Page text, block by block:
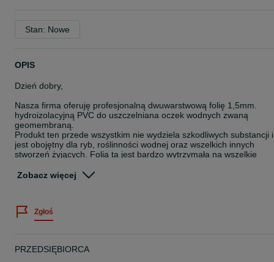
Stan: Nowe
OPIS
Dzień dobry,
Nasza firma oferuję profesjonalną dwuwarstwową folię 1,5mm.
hydroizolacyjną PVC do uszczelniana oczek wodnych zwaną
geomembraną.
Produkt ten przede wszystkim nie wydziela szkodliwych substancji i
jest obojętny dla ryb, roślinności wodnej oraz wszelkich innych
stworzeń żyjących. Folia ta jest bardzo wytrzymała na wszelkie
Folia PVC nie przesiąka, nie rozrywa się, jest odporna na
Odporność na przerastanie korzeni
Doskonałą elastycznością, która zapewnia idealne przyleganie
firmy LEISTER, urządzenia te są specjalnie zaprojektowane tylko
Zobacz więcej
Zgłoś
PRZEDSIĘBIORCA